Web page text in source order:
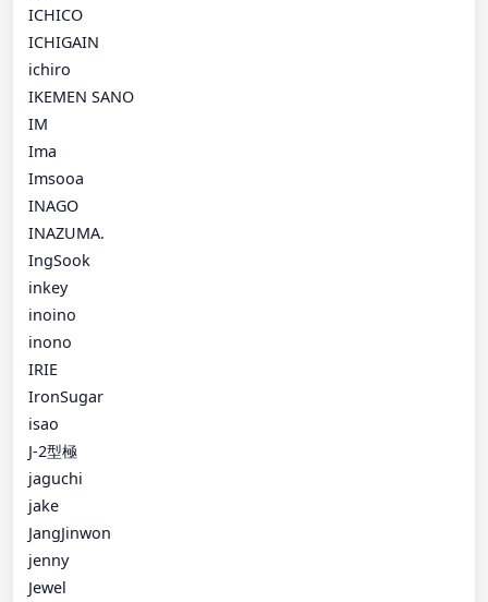
ICHICO
ICHIGAIN
ichiro
IKEMEN SANO
IM
Ima
Imsooa
INAGO
INAZUMA.
IngSook
inkey
inoino
inono
IRIE
IronSugar
isao
J-2型極
jaguchi
jake
JangJinwon
jenny
Jewel